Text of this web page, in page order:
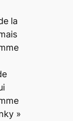
la
»